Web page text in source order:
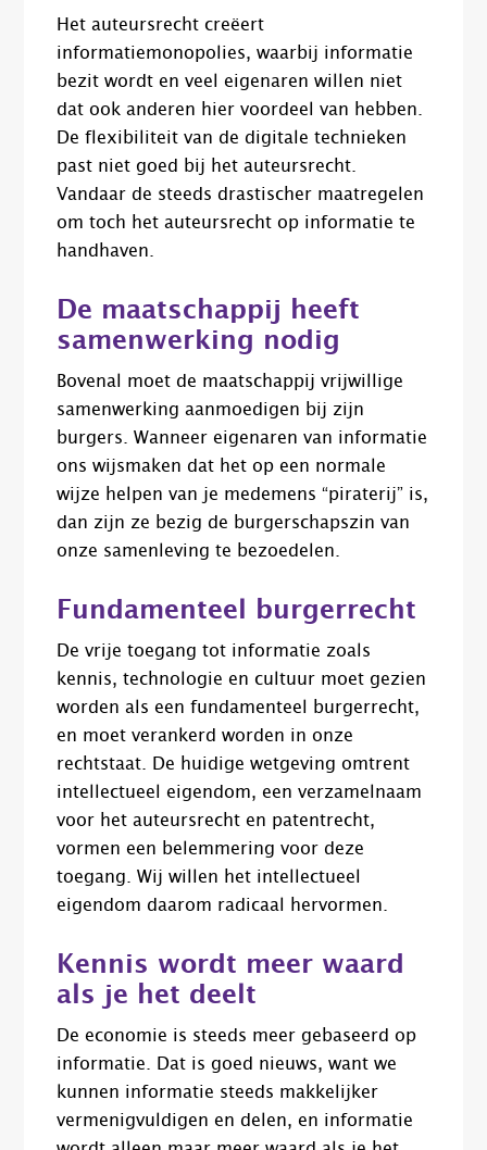
Het auteursrecht creëert
informatiemonopolies, waarbij informatie
bezit wordt en veel eigenaren willen niet
dat ook anderen hier voordeel van hebben.
De flexibiliteit van de digitale technieken
past niet goed bij het auteursrecht.
Vandaar de steeds drastischer maatregelen
om toch het auteursrecht op informatie te
handhaven.
De maatschappij heeft
samenwerking nodig
Bovenal moet de maatschappij vrijwillige
samenwerking aanmoedigen bij zijn
burgers. Wanneer eigenaren van informatie
ons wijsmaken dat het op een normale
wijze helpen van je medemens “piraterij” is,
dan zijn ze bezig de burgerschapszin van
onze samenleving te bezoedelen.
Fundamenteel burgerrecht
De vrije toegang tot informatie zoals
kennis, technologie en cultuur moet gezien
worden als een fundamenteel burgerrecht,
en moet verankerd worden in onze
rechtstaat. De huidige wetgeving omtrent
intellectueel eigendom, een verzamelnaam
voor het auteursrecht en patentrecht,
vormen een belemmering voor deze
toegang. Wij willen het intellectueel
eigendom daarom radicaal hervormen.
Kennis wordt meer waard
als je het deelt
De economie is steeds meer gebaseerd op
informatie. Dat is goed nieuws, want we
kunnen informatie steeds makkelijker
vermenigvuldigen en delen, en informatie